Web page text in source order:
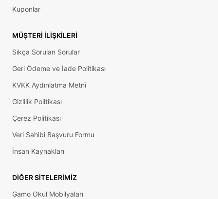
Kuponlar
MÜŞTERI İLIŞKILERI
Sıkça Sorulan Sorular
Geri Ödeme ve İade Politikası
KVKK Aydınlatma Metni
Gizlilik Politikası
Çerez Politikası
Veri Sahibi Başvuru Formu
İnsan Kaynakları
DIĞER SITELERIMIZ
Gamo Okul Mobilyaları